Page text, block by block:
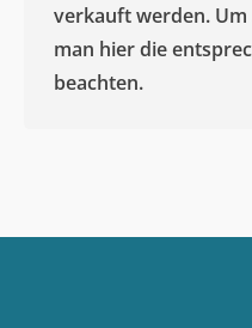
verkauft werden.
man hier die
beachten.